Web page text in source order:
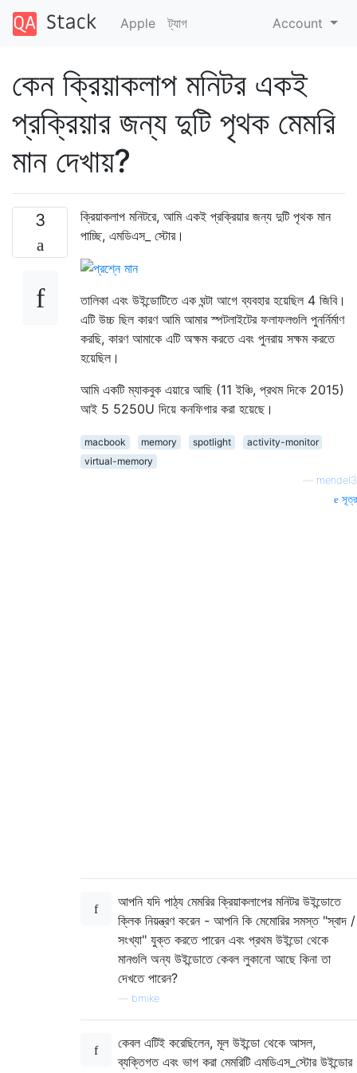
Apple ট্যাগ Account
কেন ক্রিয়াকলাপ মনিটর একই
প্রক্রিয়ার জন্য দুটি পৃথক মেমরি
মান দেখায়?
3
ক্রিয়াকলাপ মনিটরে, আমি একই প্রক্রিয়ার জন্য দুটি পৃথক মান
পাচ্ছি, এমডিএস_ স্টোর।
তালিকা এবং উইন্ডোটিতে এক ঘন্টা আগে ব্যবহার হয়েছিল 4 জিবি।
এটি উচ্চ ছিল কারণ আমি আমার স্পটলাইটের ফলাফলগুলি পুনর্নির্মাণ
করছি, কারণ আমাকে এটি অক্ষম করতে এবং পুনরায় সক্ষম করতে
হয়েছিল।
আমি একটি ম্যাকবুক এয়ারে আছি (11 ইঞ্চি, প্রথম দিকে 2015)
আই 5 5250U দিয়ে কনফিগার করা হয়েছে।
macbook memory spotlight
activity-monitor
virtual-memory
mendel3
সূত্র
আপনি যদি পাঠ্য মেমরির ক্রিয়াকলাপের মনিটর উইন্ডোতে
ক্লিক নিয়ন্ত্রণ করেন - আপনি কি মেমোরির সমস্ত "স্বাদ /
সংখ্যা" যুক্ত করতে পারেন এবং প্রথম উইন্ডো থেকে
মানগুলি অন্য উইন্ডোতে কেবল লুকানো আছে কিনা তা
দেখতে পারেন?
bmike
কেবল এটিই করেছিলেন, মূল উইন্ডো থেকে আসল,
ব্যক্তিগত এবং ভাগ করা মেমরিটি এমডিএস_স্টোর উইন্ডোর